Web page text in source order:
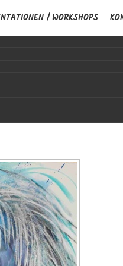
/ WORKSHOPS